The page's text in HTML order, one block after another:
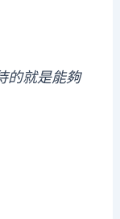
的就是能夠